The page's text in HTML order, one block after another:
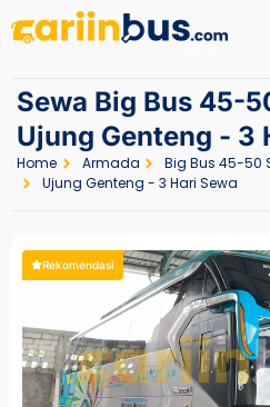
Sewa Big Bus 45-
Ujung Genteng - 3
Home Armada
Big Bus 45-50
Ujung Genteng - 3 Hari Sewa
Rekomendasi